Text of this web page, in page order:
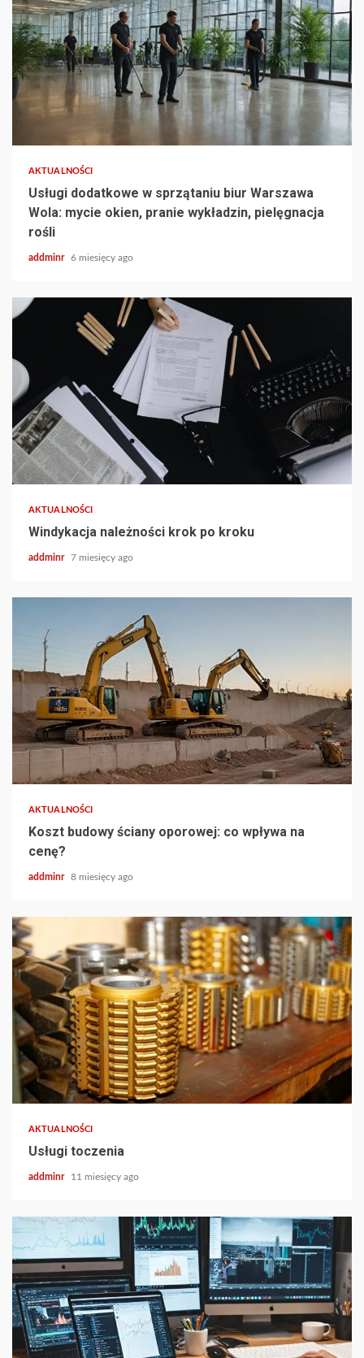
AKTUALNOŚCI
Usługi dodatkowe w sprzątaniu biur Warszawa
Wola: mycie okien, pranie wykładzin, pielęgnacja
rośli
addminr 6 miesięcy ago
AKTUALNOŚCI
Windykacja należności krok po kroku
addminr 7 miesięcy ago
AKTUALNOŚCI
Koszt budowy ściany oporowej: co wpływa na
cenę?
addminr 8 miesięcy ago
AKTUALNOŚCI
Usługi toczenia
addminr 11 miesięcy ago